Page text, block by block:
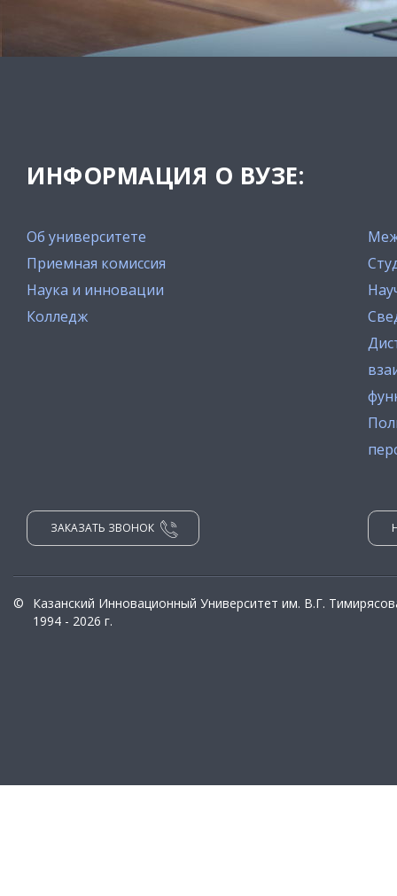
ИНФОРМАЦИЯ О ВУЗЕ:
Об университете
Приемная комиссия
Наука и инновации
Колледж
ЗАКАЗАТЬ ЗВОНОК
©
Казанский Инновационный Университет им. В.Г.
1994 - 2026 г.